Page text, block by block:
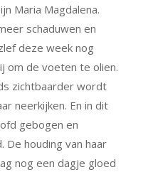
Maria Magdalena.
schaduwen en
deze week nog
om de voeten te olien.
zichtbaarder wordt
neerkijken. En in dit
gebogen en
houding van haar
nog een dagje gloed